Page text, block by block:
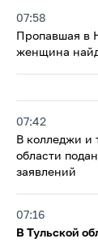
07:58
Пропавшая в
женщина
07:42
В колледжи и
области
заявлений
07:16
В Тульской